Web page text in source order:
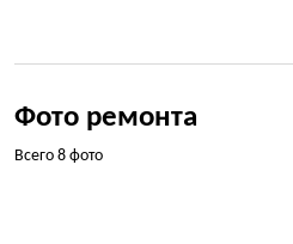
Фото ремонта
Всего 8 фото